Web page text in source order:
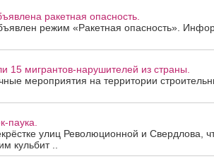
ракетная опасность.
режим «Ракетная опасность».
15 мигрантов-нарушителей из страны.
мероприятия на территории
паука.
улиц Революционной и Свердлова,
кульбит ..